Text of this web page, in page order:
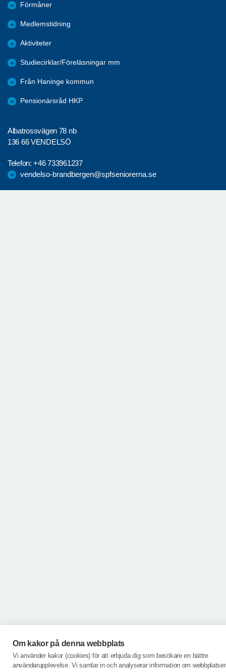
Om kakor på denna webbplats
Vi använder kakor (cookies) för att erbjuda dig som besökare en bättre
användarupplevelse. Vi samlar in och analyserar information om
Förmåner
Medlemstidning
Aktiviteter
Studiecirklar/Föreläsningar mm
Från Haninge kommun
Pensionärsråd HKP
Albatrossvägen 78 nb
136 66 VENDELSÖ
Telefon:+46 733961237
vendelso-brandbergen@spfseniorerna.se